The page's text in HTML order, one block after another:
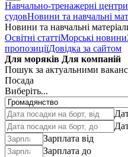
Навчально-тренажерні центри
судовНовини та навчальні
Новини та навчальні
Освітні статтіМорські новини
пропозиціїДовідка за сайтом
Для моряків Для компаній
Пошук за актуальними
Посада
Виберіть...
Зарплата від
Зарплата до